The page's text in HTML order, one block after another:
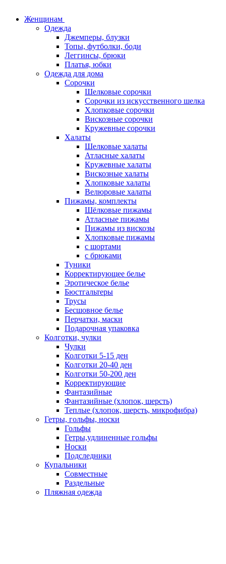
Женщинам
Одежда
Джемперы, блузки
Топы, футболки, боди
Леггинсы, брюки
Платья, юбки
Одежда для дома
Сорочки
Шелковые сорочки
Сорочки из искусственного шелка
Хлопковые сорочки
Вискозные сорочки
Кружевные сорочки
Халаты
Шелковые халаты
Атласные халаты
Кружевные халаты
Вискозные халаты
Хлопковые халаты
Велюровые халаты
Пижамы, комплекты
Шёлковые пижамы
Атласные пижамы
Пижамы из вискозы
Хлопковые пижамы
с шортами
с брюками
Туники
Корректирующее белье
Эротическое белье
Бюстгальтеры
Трусы
Бесшовное белье
Перчатки, маски
Подарочная упаковка
Колготки, чулки
Чулки
Колготки 5-15 ден
Колготки 20-40 ден
Колготки 50-200 ден
Корректирующие
Фантазийные
Фантазийные (хлопок, шерсть)
Теплые (хлопок, шерсть, микрофибра)
Гетры, гольфы, носки
Гольфы
Гетры,удлиненные гольфы
Носки
Подследники
Купальники
Совместные
Раздельные
Пляжная одежда